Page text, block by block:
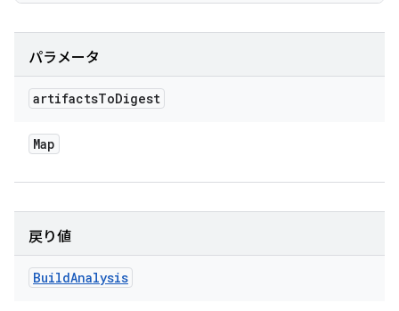
パラメータ
artifactsToDigest
Map
戻り値
BuildAnalysis